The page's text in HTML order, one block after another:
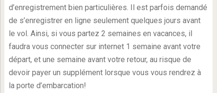
d’enregistrement bien particulières. Il est parfois demandé
de s’enregistrer en ligne seulement quelques jours avant
le vol. Ainsi, si vous partez 2 semaines en vacances, il
faudra vous connecter sur internet 1 semaine avant votre
départ, et une semaine avant votre retour, au risque de
devoir payer un supplément lorsque vous vous rendrez à
la porte d’embarcation!